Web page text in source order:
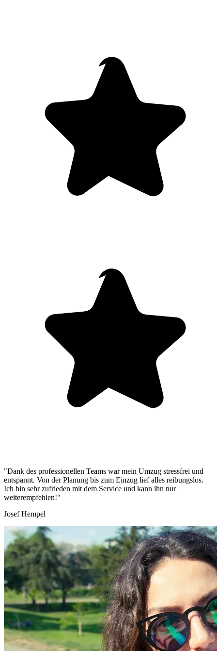
"Dank des professionellen Teams war mein Umzug stressfrei und
entspannt. Von der Planung bis zum Einzug lief alles reibungslos.
Ich bin sehr zufrieden mit dem Service und kann ihn nur
weiterempfehlen!"
Josef Hempel